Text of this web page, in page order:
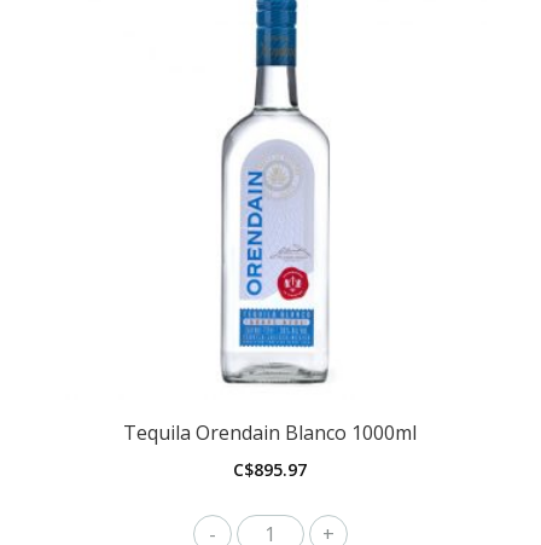
Tequila Orendain Blanco 1000ml
C$895.97
Tequila